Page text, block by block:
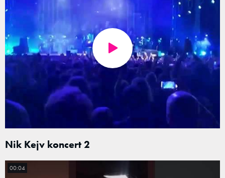
Nik Kejv koncert 2
00:04